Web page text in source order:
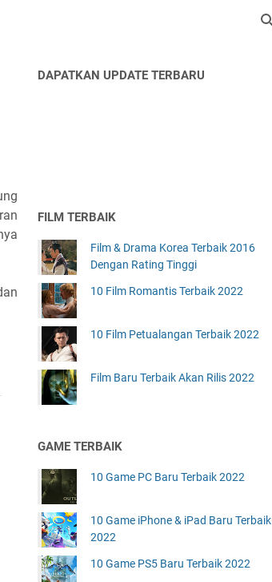
DAPATKAN UPDATE TERBARU
FILM TERBAIK
Film & Drama Korea Terbaik 2016
Dengan Rating Tinggi
10 Film Romantis Terbaik 2022
10 Film Petualangan Terbaik 2022
Film Baru Terbaik Akan Rilis 2022
GAME TERBAIK
10 Game PC Baru Terbaik 2022
10 Game iPhone & iPad Baru Terbaik
2022
10 Game PS5 Baru Terbaik 2022